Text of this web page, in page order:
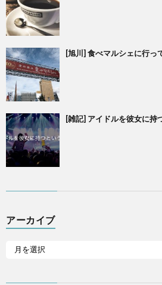
[旭川] 食べマルシェに行っ
[雑記] アイドルを彼女に持
アーカイブ